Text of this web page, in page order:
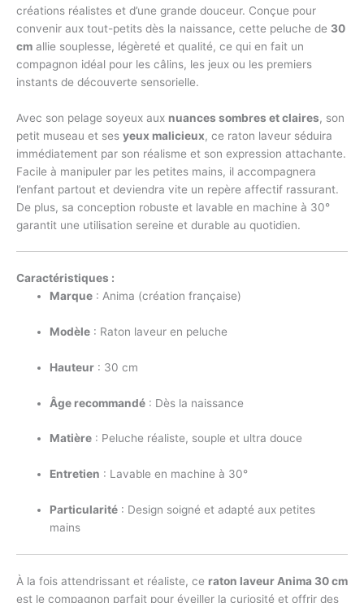
créations réalistes et d’une grande douceur. Conçue pour
convenir aux tout-petits dès la naissance, cette peluche de 30
cm allie souplesse, légèreté et qualité, ce qui en fait un
compagnon idéal pour les câlins, les jeux ou les premiers
instants de découverte sensorielle.
Avec son pelage soyeux aux nuances sombres et claires, son
petit museau et ses yeux malicieux, ce raton laveur séduira
immédiatement par son réalisme et son expression attachante.
Facile à manipuler par les petites mains, il accompagnera
l’enfant partout et deviendra vite un repère affectif rassurant.
De plus, sa conception robuste et lavable en machine à 30°
garantit une utilisation sereine et durable au quotidien.
Caractéristiques :
Marque : Anima (création française)
Modèle : Raton laveur en peluche
Hauteur : 30 cm
Âge recommandé : Dès la naissance
Matière : Peluche réaliste, souple et ultra douce
Entretien : Lavable en machine à 30°
Particularité : Design soigné et adapté aux petites
mains
À la fois attendrissant et réaliste, ce raton laveur Anima 30 cm
est le compagnon parfait pour éveiller la curiosité et offrir des